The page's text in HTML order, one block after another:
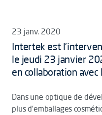
23 janv. 2020
Intertek est
le jeudi 23 janvier
en collaboration avec
Dans une optique de
plus d’emballages